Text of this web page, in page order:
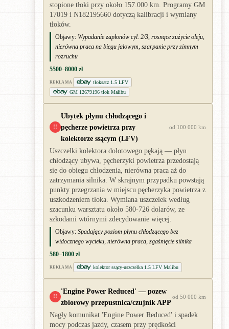
stopione tłoki przy około 157.000 km. Programy GM
17019 i N182195660 dotyczą kalibracji i wymiany
tłoków.
Objawy: Wypadanie zapłonów cyl. 2/3, rosnące zużycie oleju,
nierówna praca na biegu jałowym, szarpanie przy zimnym
rozruchu
5500–8000 zł
REKLAMA
tłoksatz 1.5 LFV
GM 12679196 tłok Malibu
!!
Ubytek płynu chłodzącego i
pęcherze powietrza przy
kolektorze ssącym (LFV)
od 100 000 km
Uszczelki kolektora dolotowego pękają — płyn
chłodzący ubywa, pęcherzyki powietrza przedostają
się do obiegu chłodzenia, nierówna praca aż do
zatrzymania silnika. W skrajnym przypadku powstają
punkty przegrzania w miejscu pęcherzyka powietrza z
uszkodzeniem tłoka. Wymiana uszczelek według
szacunku warsztatu około 580-726 dolarów, ze
szkodami wtórnymi zdecydowanie więcej.
Objawy: Spadający poziom płynu chłodzącego bez
widocznego wycieku, nierówna praca, zgaśnięcie silnika
580–1800 zł
REKLAMA kolektor ssący-uszczelka 1.5 LFV Malibu
!!
'Engine Power Reduced' — pozew
zbiorowy przepustnica/czujnik APP
od 50 000 km
Nagły komunikat 'Engine Power Reduced' i spadek
mocy podczas jazdy, czasem przy prędkości